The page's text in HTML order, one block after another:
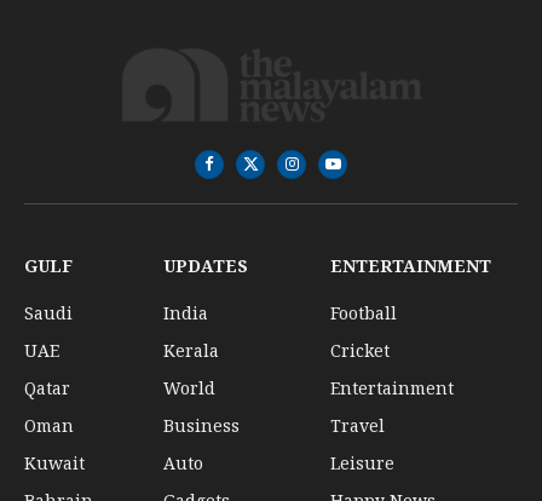
Facebook
X
(Twitter)
InstagramYouTube
GULF
Saudi
UAE
Qatar
Oman
Kuwait
UPDATES
India
Kerala
World
Business
Auto
ENTERTAINMENT
Football
Cricket
Entertainment
Travel
Leisure